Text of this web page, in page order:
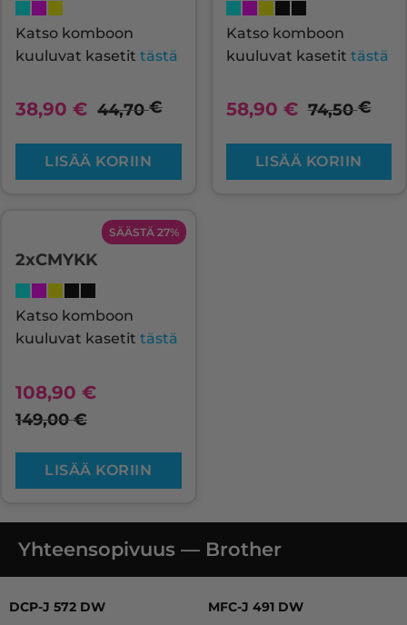
Katso komboon
kuuluvat kasetit tästä
38,90 € 44,70€
LISÄÄ KORIIN
Katso komboon
kuuluvat kasetit tästä
58,90 € 74,50€
LISÄÄ KORIIN
SÄÄSTÄ 27%
2xCMYKK
Katso komboon
kuuluvat kasetit tästä
108,90 €
149,00€
LISÄÄ KORIIN
Yhteensopivuus — Brother
DCP-J 572 DW MFC-J 491 DW